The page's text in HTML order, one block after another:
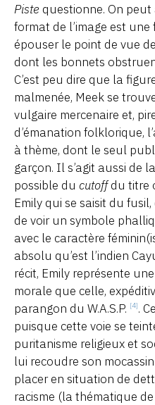
Piste questionne. On
format de l’image est
épouser le point de vue
dont les bonnets
C’est peu dire que la
malmenée, Meek se
vulgaire mercenaire et,
d’émanation folklorique,
à thème, dont le seul
garçon. Il s’agit aussi de
possible du cutoffdu titre
Emily qui se saisit du
de voir un symbole
avec le caractère
absolu qu’est l’indien
récit, Emily représente
morale que celle,
parangon du W.A.S.P. [4].
puisque cette voie se
puritanisme religieux et
lui recoudre son
placer en situation de
racisme (la thématique